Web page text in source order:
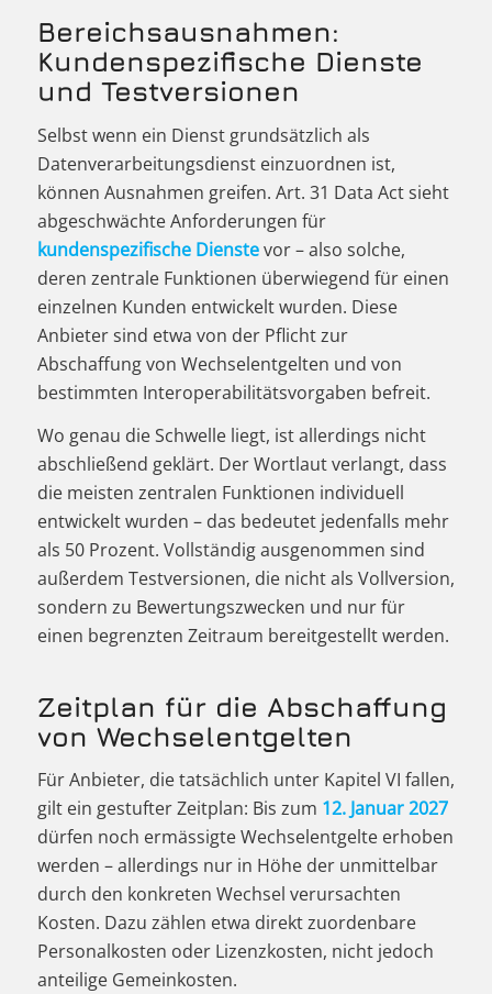
Bereichsausnahmen:
Kundenspezifische Dienste
und Testversionen
Selbst wenn ein Dienst grundsätzlich als
Datenverarbeitungsdienst einzuordnen ist,
können Ausnahmen greifen. Art. 31 Data Act sieht
abgeschwächte Anforderungen für
kundenspezifische Dienstevor – also solche,
deren zentrale Funktionen überwiegend für einen
einzelnen Kunden entwickelt wurden. Diese
Anbieter sind etwa von der Pflicht zur
Abschaffung von Wechselentgelten und von
bestimmten Interoperabilitätsvorgaben befreit.
Wo genau die Schwelle liegt, ist allerdings nicht
abschließend geklärt. Der Wortlaut verlangt, dass
die meisten zentralen Funktionen individuell
entwickelt wurden – das bedeutet jedenfalls mehr
als 50 Prozent. Vollständig ausgenommen sind
außerdem Testversionen, die nicht als Vollversion,
sondern zu Bewertungszwecken und nur für
einen begrenzten Zeitraum bereitgestellt werden.
Zeitplan für die Abschaffung
von Wechselentgelten
Für Anbieter, die tatsächlich unter Kapitel VI fallen,
gilt ein gestufter Zeitplan: Bis zum 12. Januar 2027
dürfen noch ermässigte Wechselentgelte erhoben
werden – allerdings nur in Höhe der unmittelbar
durch den konkreten Wechsel verursachten
Kosten. Dazu zählen etwa direkt zuordenbare
Personalkosten oder Lizenzkosten, nicht jedoch
anteilige Gemeinkosten.